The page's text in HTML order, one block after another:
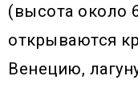
(высота около
открываются
Венецию,